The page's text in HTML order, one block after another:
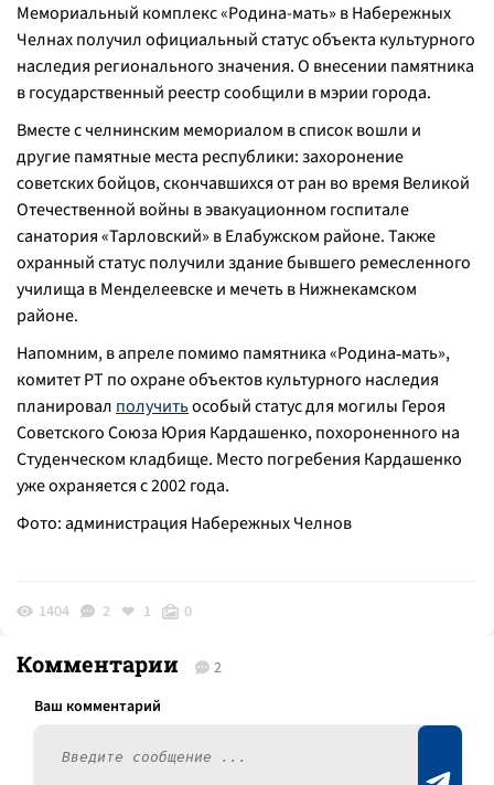
Мемориальный комплекс «Родина-мать» в Набережных
Челнах получил официальный статус объекта культурного
наследия регионального значения. О внесении памятника
в государственный реестр сообщили в мэрии города.
Вместе с челнинским мемориалом в список вошли и
другие памятные места республики: захоронение
советских бойцов, скончавшихся от ран во время Великой
Отечественной войны в эвакуационном госпитале
санатория «Тарловский» в Елабужском районе. Также
охранный статус получили здание бывшего ремесленного
училища в Менделеевске и мечеть в Нижнекамском
районе.
Напомним, в апреле помимо памятника «Родина‑мать»,
комитет РТ по охране объектов культурного наследия
планировал получитьособый статус для могилы Героя
Советского Союза Юрия Кардашенко, похороненного на
Студенческом кладбище. Место погребения Кардашенко
уже охраняется с 2002 года.
Фото: администрация Набережных Челнов
1404 2 1 0
Комментарии 2